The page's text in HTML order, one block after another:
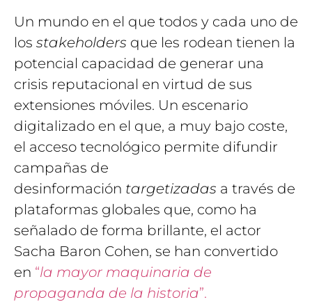
Un mundo en el que todos y cada uno de
los stakeholders que les rodean tienen la
potencial capacidad de generar una
crisis reputacional en virtud de sus
extensiones móviles. Un escenario
digitalizado en el que, a muy bajo coste,
el acceso tecnológico permite difundir
campañas de
desinformación targetizadas a través de
plataformas globales que, como ha
señalado de forma brillante, el actor
Sacha Baron Cohen, se han convertido
en “la mayor maquinaria de
propaganda de la historia”.